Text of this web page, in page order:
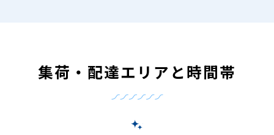
集荷・配達エリアと時間帯